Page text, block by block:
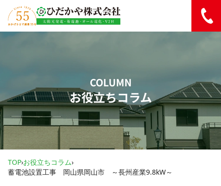
内容をスキップ
COLUMN
お役立ちコラム
TOP›お役立ちコラム›
蓄電池設置工事 岡山県岡山市 ～長州産業9.8kW～